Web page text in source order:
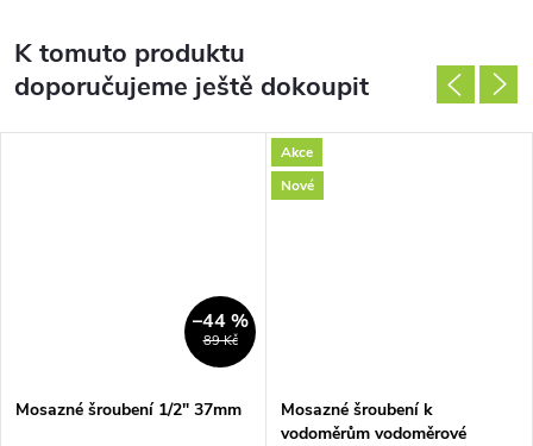
K tomuto produktu
doporučujeme ještě dokoupit
89 Kč
–44 %
Mosazné šroubení 1/2" 37mm
Akce
Nové
Mosazné šroubení k
vodoměrům vodoměrové